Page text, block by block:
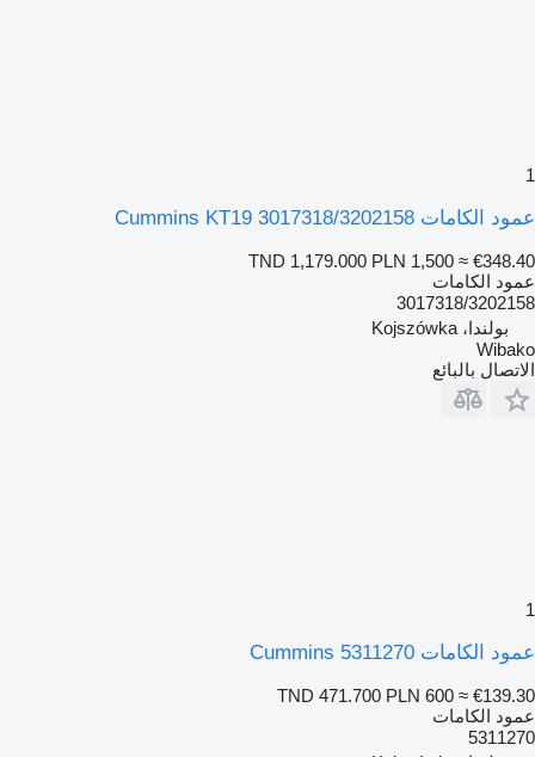
1
عمود الكامات Cummins KT19 3017318/3202158
TND 1,179.000 PLN 1,500 ≈ €348.40
عمود الكامات
3017318/3202158
بولندا، Kojszówka
Wibako
الاتصال بالبائع
1
عمود الكامات Cummins 5311270
TND 471.700 PLN 600 ≈ €139.30
عمود الكامات
5311270